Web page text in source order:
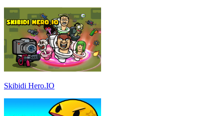
Skibidi Hero.IO